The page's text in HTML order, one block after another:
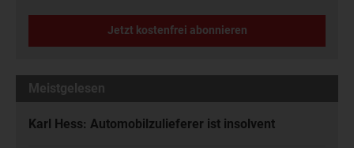
Jetzt kostenfrei abonnieren
Meistgelesen
Karl Hess: Automobilzulieferer ist insolvent